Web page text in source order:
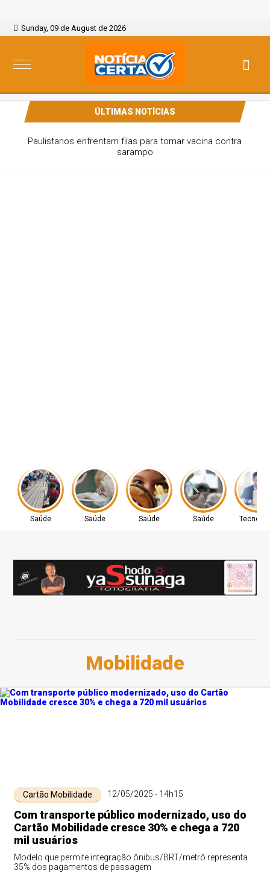
Sunday, 09 de August de 2026
ÚLTIMAS NOTÍCIAS
Atraso na ampliação do teste do pezinho dificulta
diagnóstico da AME
Saúde Saúde Saúde Saúde
Mobilidade
Cartão Mobilidade 12/05/2025 - 14h15
Com transporte público modernizado, uso do
Cartão Mobilidade cresce 30% e chega a 720
mil usuários
Modelo que permite integração ônibus/BRT/metrô representa
35% dos pagamentos de passagem